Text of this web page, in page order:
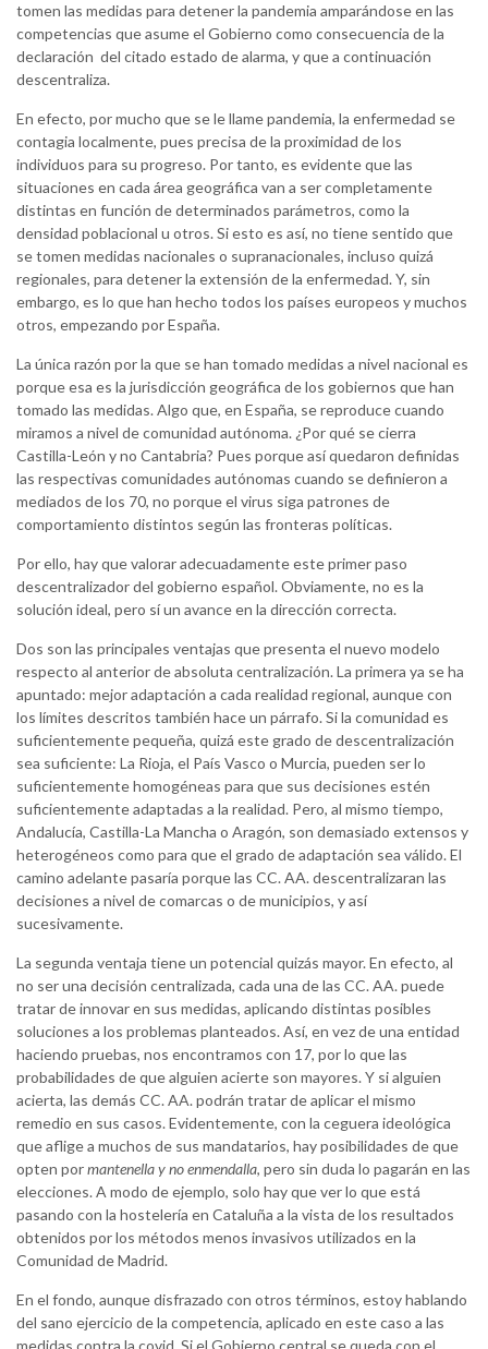
tomen las medidas para detener la pandemia amparándose en las
competencias que asume el Gobierno como consecuencia de la
declaración del citado estado de alarma, y que a continuación
descentraliza.
En efecto, por mucho que se le llame pandemia, la enfermedad se
contagia localmente, pues precisa de la proximidad de los
individuos para su progreso. Por tanto, es evidente que las
situaciones en cada área geográfica van a ser completamente
distintas en función de determinados parámetros, como la
densidad poblacional u otros. Si esto es así, no tiene sentido que
se tomen medidas nacionales o supranacionales, incluso quizá
regionales, para detener la extensión de la enfermedad. Y, sin
embargo, es lo que han hecho todos los países europeos y muchos
otros, empezando por España.
La única razón por la que se han tomado medidas a nivel nacional es
porque esa es la jurisdicción geográfica de los gobiernos que han
tomado las medidas. Algo que, en España, se reproduce cuando
miramos a nivel de comunidad autónoma. ¿Por qué se cierra
Castilla-León y no Cantabria? Pues porque así quedaron definidas
las respectivas comunidades autónomas cuando se definieron a
mediados de los 70, no porque el virus siga patrones de
comportamiento distintos según las fronteras políticas.
Por ello, hay que valorar adecuadamente este primer paso
descentralizador del gobierno español. Obviamente, no es la
solución ideal, pero sí un avance en la dirección correcta.
Dos son las principales ventajas que presenta el nuevo modelo
respecto al anterior de absoluta centralización. La primera ya se ha
apuntado: mejor adaptación a cada realidad regional, aunque con
los límites descritos también hace un párrafo. Si la comunidad es
suficientemente pequeña, quizá este grado de descentralización
sea suficiente: La Rioja, el País Vasco o Murcia, pueden ser lo
suficientemente homogéneas para que sus decisiones estén
suficientemente adaptadas a la realidad. Pero, al mismo tiempo,
Andalucía, Castilla-La Mancha o Aragón, son demasiado extensos y
heterogéneos como para que el grado de adaptación sea válido. El
camino adelante pasaría porque las CC. AA. descentralizaran las
decisiones a nivel de comarcas o de municipios, y así
sucesivamente.
La segunda ventaja tiene un potencial quizás mayor. En efecto, al
no ser una decisión centralizada, cada una de las CC. AA. puede
tratar de innovar en sus medidas, aplicando distintas posibles
soluciones a los problemas planteados. Así, en vez de una entidad
haciendo pruebas, nos encontramos con 17, por lo que las
probabilidades de que alguien acierte son mayores. Y si alguien
acierta, las demás CC. AA. podrán tratar de aplicar el mismo
remedio en sus casos. Evidentemente, con la ceguera ideológica
que aflige a muchos de sus mandatarios, hay posibilidades de que
opten pormantenella y no enmendalla, pero sin duda lo pagarán en las
elecciones. A modo de ejemplo, solo hay que ver lo que está
pasando con la hostelería en Cataluña a la vista de los resultados
obtenidos por los métodos menos invasivos utilizados en la
Comunidad de Madrid.
En el fondo, aunque disfrazado con otros términos, estoy hablando
del sano ejercicio de la competencia, aplicado en este caso a las